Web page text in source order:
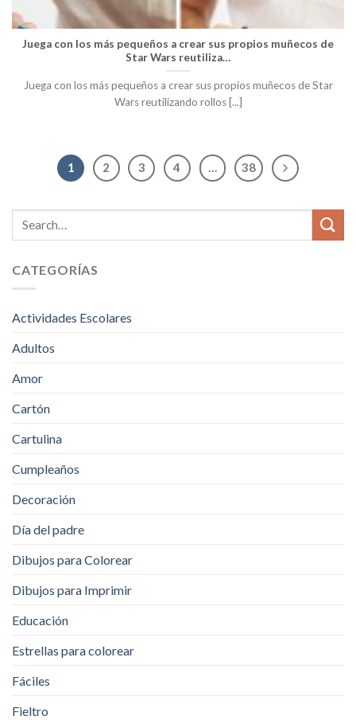
Juega con los más pequeños a crear sus propios muñecos de
Star Wars reutiliza…
Juega con los más pequeños a crear sus propios muñecos de Star
Wars reutilizando rollos [...]
1 2 3 4 … 38
CATEGORÍAS
Actividades Escolares
Adultos
Amor
Cartón
Cartulina
Cumpleaños
Decoración
Día del padre
Dibujos para Colorear
Dibujos para Imprimir
Educación
Estrellas para colorear
Fáciles
Fieltro